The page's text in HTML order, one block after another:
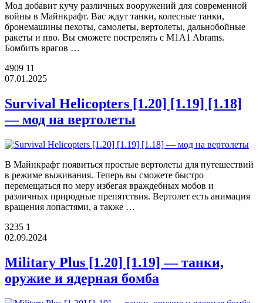
Мод добавит кучу различных вооружений для современной
войны в Майнкрафт. Вас ждут танки, колесные танки,
бронемашины пехоты, самолеты, вертолеты, дальнобойные
ракеты и пво. Вы сможете пострелять с M1A1 Abrams.
Бомбить врагов …
4909 11
07.01.2025
Survival Helicopters [1.20] [1.19] [1.18]
— мод на вертолеты
В Майнкрафт появиться простые вертолеты для путешествий
в режиме выживания. Теперь вы сможете быстро
перемещаться по меру избегая враждебных мобов и
различных природные препятствия. Вертолет есть анимация
вращения лопастями, а также …
3235 1
02.09.2024
Military Plus [1.20] [1.19] — танки,
оружие и ядерная бомба